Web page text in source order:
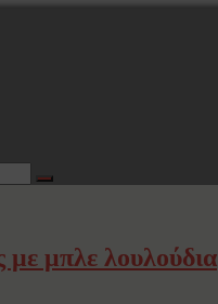
με μπλε λουλούδια